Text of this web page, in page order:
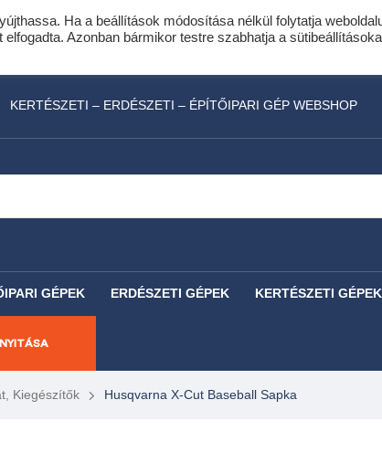
expressz online áruhitel 0 % THM-el 10
ajándékba adunk egy
KERTÉSZETI – ERDÉSZETI – ÉPÍTŐIPARI GÉP WEBSHOP
GÉPEK ERDÉSZETI GÉPEK KERTÉSZETI GÉPEK
Kiegészítők Husqvarna X-Cut Baseball Sapka
Ha a beállítások módosítása nélkül folytatja
Azonban bármikor testre szabhatja a